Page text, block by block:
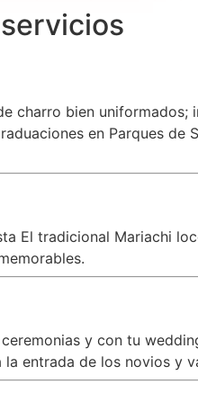
charro bien
en Parques de
El tradicional Mariachi
y con tu
entrada de los novios y